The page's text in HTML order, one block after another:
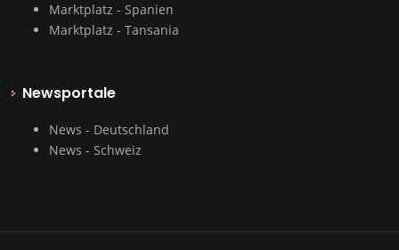
Marktplatz - Spanien
Marktplatz - Tansania
Newsportale
News - Deutschland
News - Schweiz